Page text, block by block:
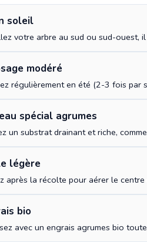
soleil
votre arbre au sud ou sud-ouest,
modéré
régulièrement en été (2-3 fois par
spécial agrumes
un substrat drainant et riche,
légère
après la récolte pour aérer le
bio
avec un engrais agrumes bio